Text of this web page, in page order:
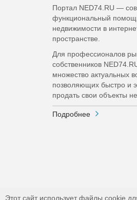
Портал NED74.RU —
функциональный
недвижимости в
пространстве.
Для профессионалов
собственников
множество актуальных
позволяющих быстро и
продать свои объекты
Подробнее
Этот сайт использует файлы cookie